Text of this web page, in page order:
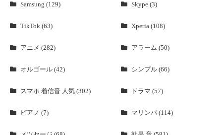
Samsung (129) Skype (3)
TikTok (63) Xperia (108)
アニメ (282) アラーム (50)
オルゴール (42) シンプル (66)
スマホ 着信音 人気 (302) ドラマ (57)
ピアノ (7) マリンバ (114)